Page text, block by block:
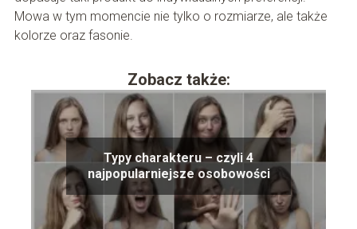
Mowa w tym momencie nie tylko o rozmiarze, ale także
kolorze oraz fasonie.
Zobacz także:
Typy charakteru – czyli 4
najpopularniejsze osobowości